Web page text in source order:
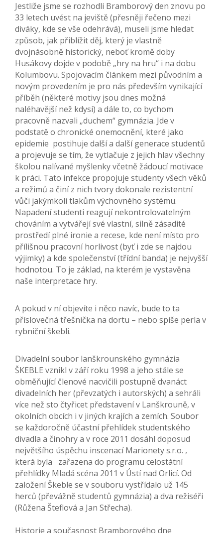
Jestliže jsme se rozhodli Bramborový den znovu po
33 letech uvést na jeviště (přesněji řečeno mezi
diváky, kde se vše odehrává), museli jsme hledat
způsob, jak přiblížit děj, který je vlastně
dvojnásobně historický, neboť kromě doby
Husákovy dojde v podobě „hry na hru“ i na dobu
Kolumbovu. Spojovacím článkem mezi původním a
novým provedením je pro nás především vynikající
příběh (některé motivy jsou dnes možná
naléhavější než kdysi) a dále to, co bychom
pracovně nazvali „duchem“ gymnázia. Jde v
podstatě o chronické onemocnění, které jako
epidemie postihuje další a další generace studentů
a projevuje se tím, že vytlačuje z jejich hlav všechny
školou nalívané myšlenky včetně žádoucí motivace
k práci. Tato infekce propojuje studenty všech věků
a režimů a činí z nich tvory dokonale rezistentní
vůči jakýmkoli tlakům výchovného systému.
Napadení studenti reagují nekontrolovatelným
chováním a vytvářejí své vlastní, silně zásadité
prostředí plné ironie a recese, kde není místo pro
přílišnou pracovní horlivost (byť i zde se najdou
výjimky) a kde společenství (třídní banda) je nejvyšší
hodnotou. To je základ, na kterém je vystavěna
naše interpretace hry.
A pokud v ní objevíte i něco navíc, bude to ta
příslovečná třešnička na dortu – nebo spíše perla v
rybniční škebli.
Divadelní soubor lanškrounského gymnázia
ŠKEBLE vznikl v září roku 1998 a jeho stále se
obměňující členové nacvičili postupně dvanáct
divadelních her (převzatých i autorských) a sehráli
více než sto čtyřicet představení v Lanškrouně, v
okolních obcích i v jiných krajích a zemích. Soubor
se každoročně účastní přehlídek studentského
divadla a činohry a v roce 2011 dosáhl doposud
největšího úspěchu inscenací Marionety s.r.o. ,
která byla zařazena do programu celostátní
přehlídky Mladá scéna 2011 v Ústí nad Orlicí. Od
založení Škeble se v souboru vystřídalo už 145
herců (převážně studentů gymnázia) a dva režiséři
(Růžena Šteflová a Jan Střecha).
Historie a současnost Bramborového dne